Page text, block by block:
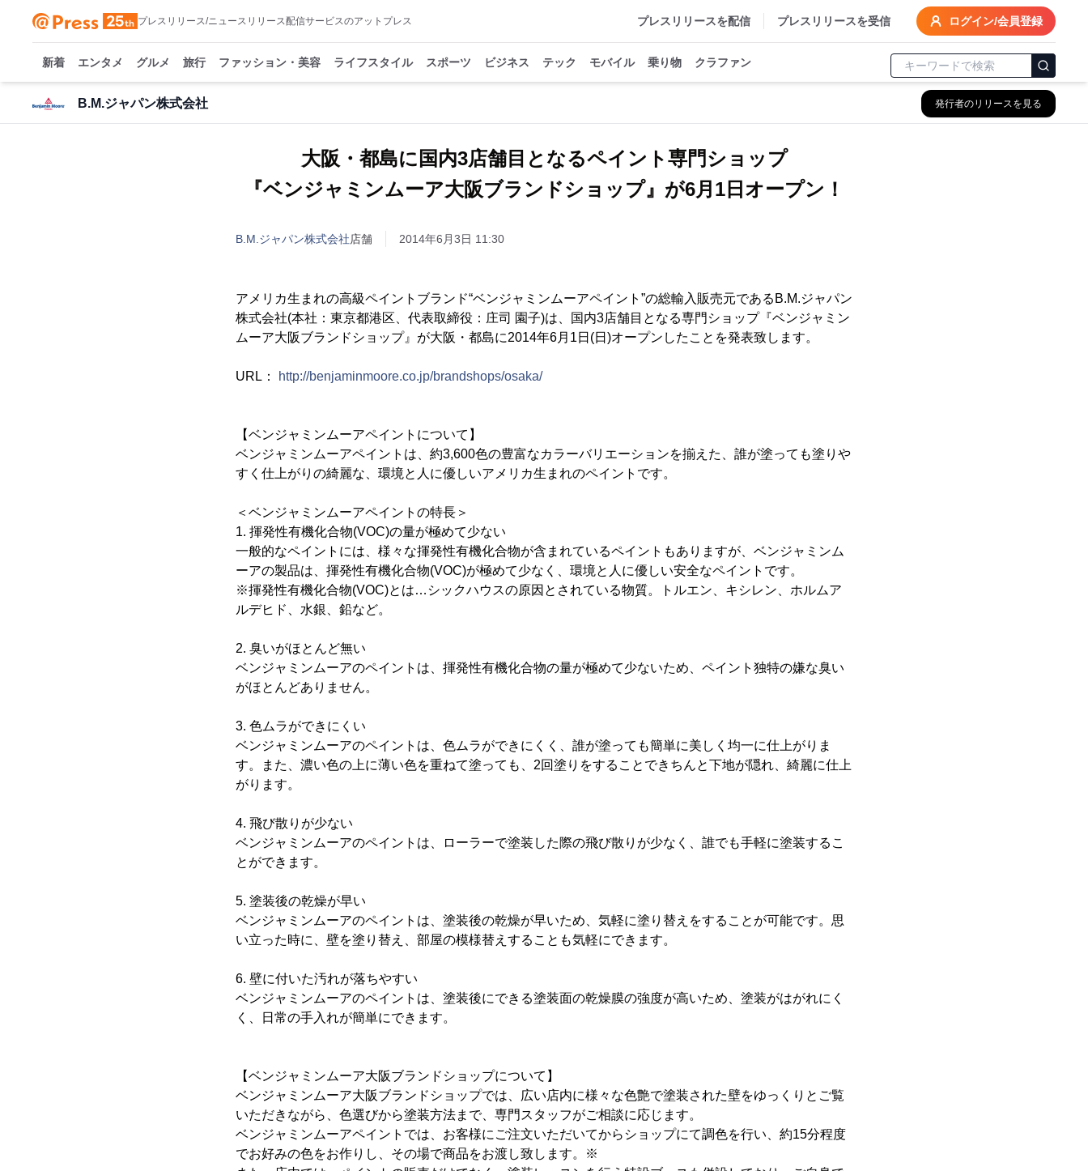
プレスリリース/ニュースリリース配信サービスのアットプレス プレスリリースを配信 プレスリリースを受信 ログイン/会員登録
新着 エンタメ グルメ 旅行 ファッション・美容 ライフスタイル スポーツ ビジネス テック モバイル 乗り物 クラファン
B.M.ジャパン株式会社 発行者のリリースを見る
大阪・都島に国内3店舗目となるペイント専門ショップ
『ベンジャミンムーア大阪ブランドショップ』が6月1日オープン！
B.M.ジャパン株式会社店舗 2014年6月3日 11:30
アメリカ生まれの高級ペイントブランド“ベンジャミンムーアペイント”の総輸入販売元であるB.M.ジャパン
株式会社(本社：東京都港区、代表取締役：庄司 園子)は、国内3店舗目となる専門ショップ『ベンジャミン
ムーア大阪ブランドショップ』が大阪・都島に2014年6月1日(日)オープンしたことを発表致します。
URL： http://benjaminmoore.co.jp/brandshops/osaka/
【ベンジャミンムーアペイントについて】
ベンジャミンムーアペイントは、約3,600色の豊富なカラーバリエーションを揃えた、誰が塗っても塗りや
すく仕上がりの綺麗な、環境と人に優しいアメリカ生まれのペイントです。
＜ベンジャミンムーアペイントの特長＞
1. 揮発性有機化合物(VOC)の量が極めて少ない
一般的なペイントには、様々な揮発性有機化合物が含まれているペイントもありますが、ベンジャミンム
ーアの製品は、揮発性有機化合物(VOC)が極めて少なく、環境と人に優しい安全なペイントです。
※揮発性有機化合物(VOC)とは…シックハウスの原因とされている物質。トルエン、キシレン、ホルムア
ルデヒド、水銀、鉛など。
2. 臭いがほとんど無い
ベンジャミンムーアのペイントは、揮発性有機化合物の量が極めて少ないため、ペイント独特の嫌な臭い
がほとんどありません。
3. 色ムラができにくい
ベンジャミンムーアのペイントは、色ムラができにくく、誰が塗っても簡単に美しく均一に仕上がりま
す。また、濃い色の上に薄い色を重ねて塗っても、2回塗りをすることできちんと下地が隠れ、綺麗に仕上
がります。
4. 飛び散りが少ない
ベンジャミンムーアのペイントは、ローラーで塗装した際の飛び散りが少なく、誰でも手軽に塗装するこ
とができます。
5. 塗装後の乾燥が早い
ベンジャミンムーアのペイントは、塗装後の乾燥が早いため、気軽に塗り替えをすることが可能です。思
い立った時に、壁を塗り替え、部屋の模様替えすることも気軽にできます。
6. 壁に付いた汚れが落ちやすい
ベンジャミンムーアのペイントは、塗装後にできる塗装面の乾燥膜の強度が高いため、塗装がはがれにく
く、日常の手入れが簡単にできます。
【ベンジャミンムーア大阪ブランドショップについて】
ベンジャミンムーア大阪ブランドショップでは、広い店内に様々な色艶で塗装された壁をゆっくりとご覧
いただきながら、色選びから塗装方法まで、専門スタッフがご相談に応じます。
ベンジャミンムーアペイントでは、お客様にご注文いただいてからショップにて調色を行い、約15分程度
でお好みの色をお作りし、その場で商品をお渡し致します。※